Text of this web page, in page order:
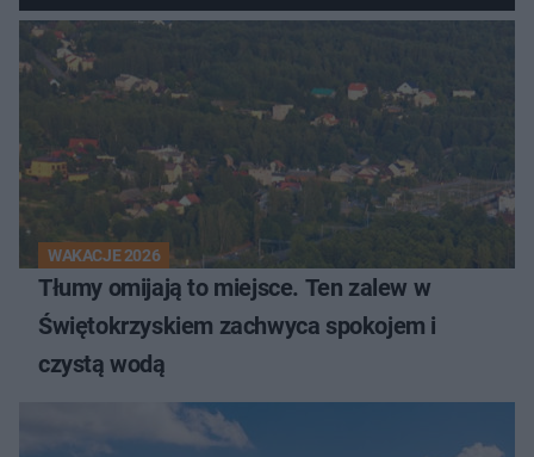
WAKACJE 2026
Tłumy omijają to miejsce. Ten zalew w
Świętokrzyskiem zachwyca spokojem i
czystą wodą